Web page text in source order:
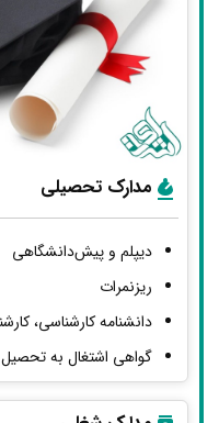
مدارک تحصیلی
دیپلم و پیش‌دانشگاهی
ریزنمرات
دانشنامه کارشناسی،
گواهی اشتغال به تحصیل